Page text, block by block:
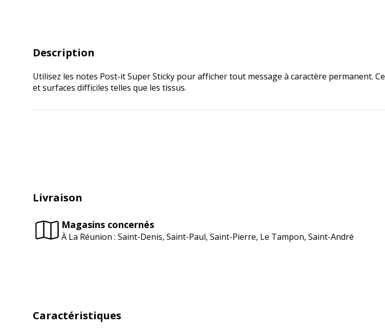
Description
Utilisez les notes Post-it Super Sticky pour afficher tout message à caractère permanent.
et surfaces difficiles telles que les tissus.
Livraison
Magasins concernés
À La Réunion : Saint-Denis, Saint-Paul, Saint-Pierre, Le Tampon, Saint-André
Caractéristiques